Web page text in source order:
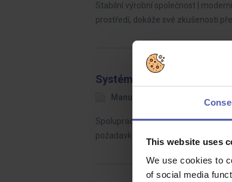
This website uses
We use cookies to
of social media
Stabilní výrobní společnost |
prostředí, dokáže své zkušenosti
Systémový inženýr
Manuvia Expert Recruitment
Spolupracujeme s předními
požadavků systému kvality dle IATF